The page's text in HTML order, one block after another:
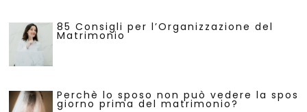
85 Consigli per l’Organizzazione del
Matrimonio
Perchè lo sposo non può vedere la
giorno prima del matrimonio?